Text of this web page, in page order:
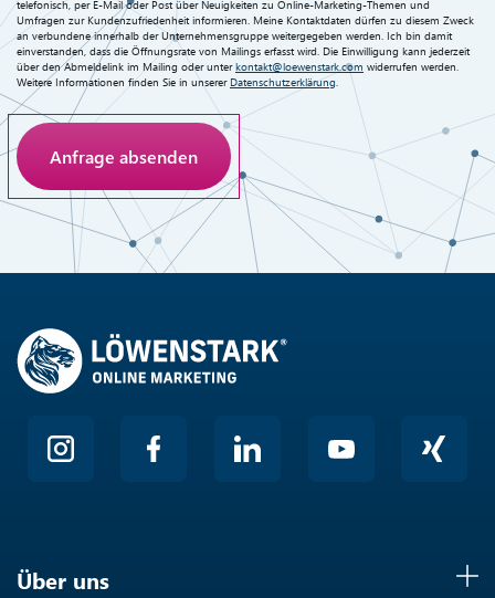
telefonisch, per E-Mail oder Post über Neuigkeiten zu Online-Marketing-Themen und
Umfragen zur Kundenzufriedenheit informieren. Meine Kontaktdaten dürfen zu diesem Zweck
an verbundene innerhalb der Unternehmensgruppe weitergegeben werden. Ich bin damit
einverstanden, dass die Öffnungsrate von Mailings erfasst wird. Die Einwilligung kann jederzeit
über den Abmeldelink im Mailing oder unterkontakt@loewenstark.com widerrufen werden.
Weitere Informationen finden Sie in unserer Datenschutzerklärung
Anti-Roboter-Verifizierung
Hier klicken
Über uns